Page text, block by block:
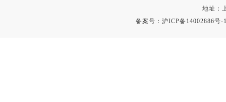
地址：
备案号：沪ICP备14002886号-